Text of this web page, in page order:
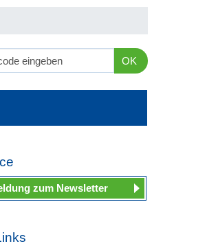
OK
zum Newsletter